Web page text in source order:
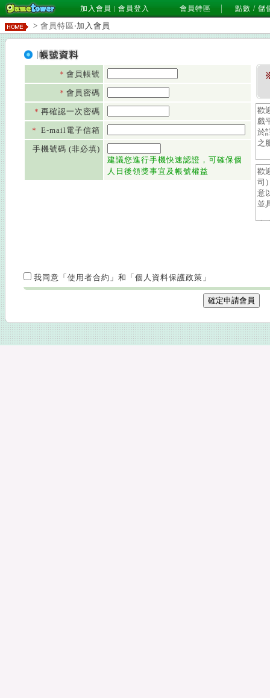
加入會員 | 會員登入 會員特區 點數 / 儲
> 會員特區 ‧加入會員
＊ 會員帳號
＊ 會員密碼
＊ 再確認一次密碼
＊ E-mail電子信箱
手機號碼 (非必填)
建議您進行手機快速認證，可確保個
人日後領獎事宜及帳號權益
我同意「使用者合約」和「個人資料保護政策」
確定申請會員